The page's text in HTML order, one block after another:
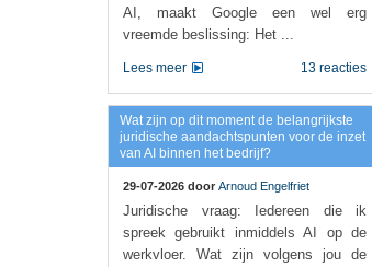
AI, maakt Google een wel erg
vreemde beslissing: Het ...
13 reacties
Lees meer
Wat zijn op dit moment de belangrijkste
juridische aandachtspunten voor de inzet
van AI binnen het bedrijf?
29-07-2026 door Arnoud Engelfriet
Juridische vraag: Iedereen die ik
spreek gebruikt inmiddels AI op de
werkvloer. Wat zijn volgens jou de